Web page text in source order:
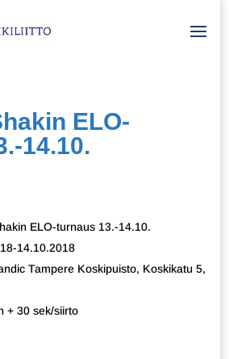
ELO-
14.10.
ELO-turnaus 13.-14.10.
14.10.2018
Tampere Koskipuisto, Koskikatu 5,
+ 30 sek/siirto